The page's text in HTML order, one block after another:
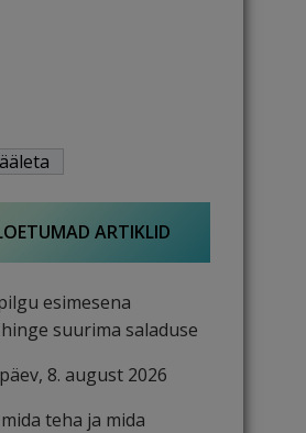
ARTIKLID
esimesena
suurima saladuse
8. august 2026
teha ja mida